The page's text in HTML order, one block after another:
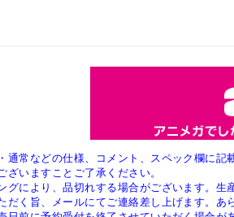
通常などの仕様、コメント、スペック欄に
ざいますことご了承ください。
グにより、品切れする場合がございます。
だく旨、メールにてご連絡差し上げます。あ